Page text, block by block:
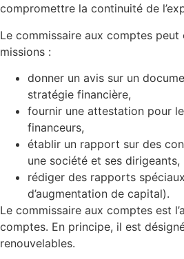
compromettre la continuité de
Le commissaire aux comptes peut
missions :
donner un avis sur un
stratégie financière,
fournir une attestation pour
financeurs,
établir un rapport sur des
une société et ses dirigeants,
rédiger des rapports
d’augmentation de capital).
Le commissaire aux comptes est
comptes. En principe, il est
renouvelables.